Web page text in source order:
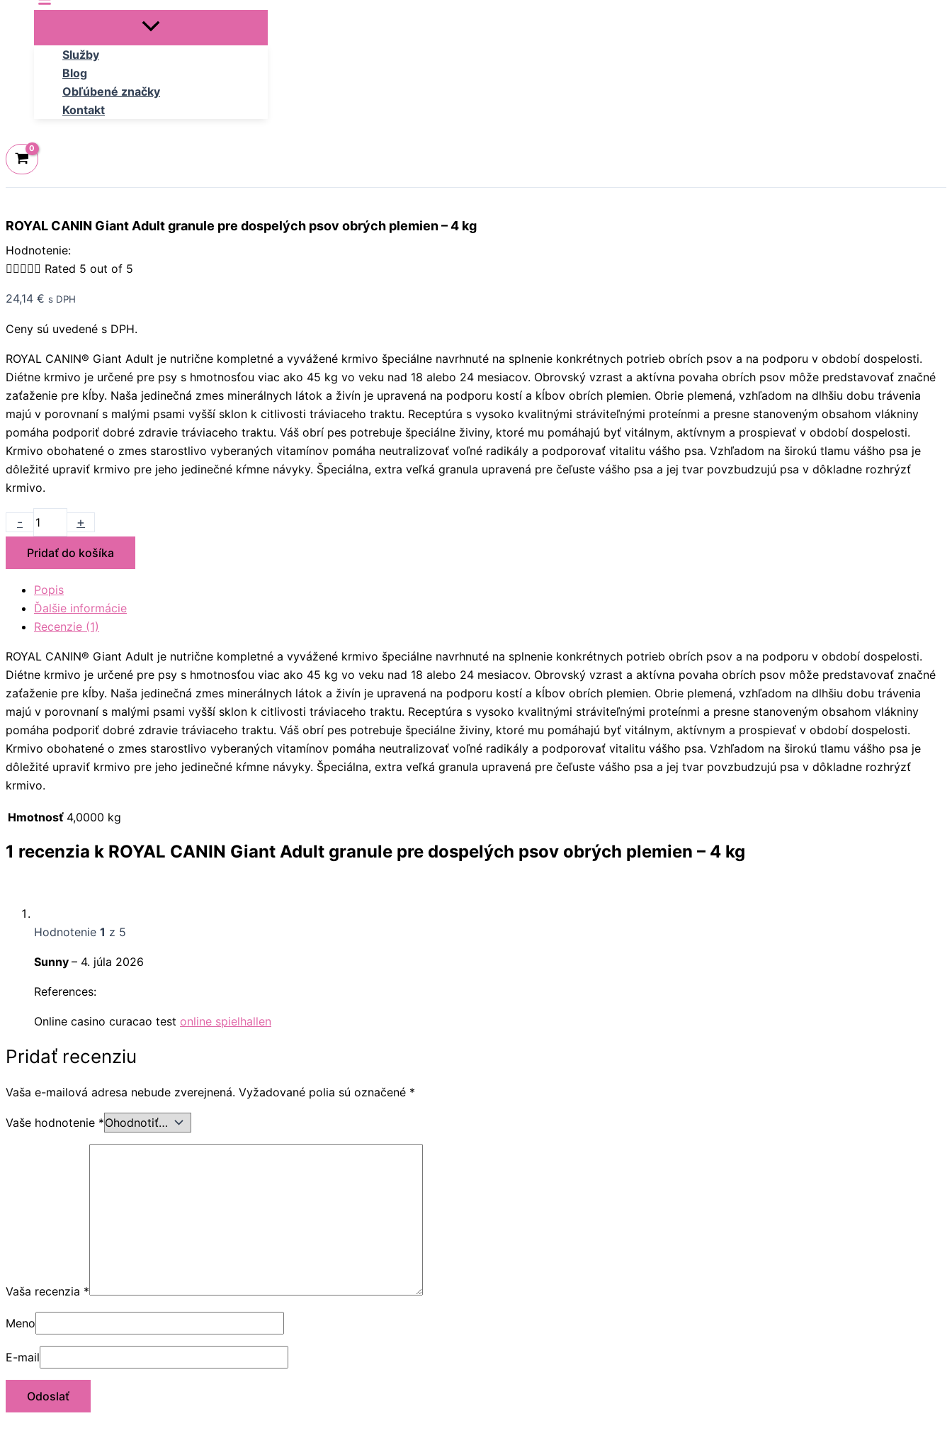
Služby
Blog
Obľúbené značky
Kontakt
ROYAL CANIN Giant Adult granule pre dospelých psov obrých plemien – 4 kg
Hodnotenie:
 Rated 5 out of 5
24,14 € s DPH
Ceny sú uvedené s DPH.
ROYAL CANIN® Giant Adult je nutrične kompletné a vyvážené krmivo špeciálne navrhnuté na splnenie konkrétnych potrieb obrích psov a na podporu v období dospelosti.
Diétne krmivo je určené pre psy s hmotnosťou viac ako 45 kg vo veku nad 18 alebo 24 mesiacov. Obrovský vzrast a aktívna povaha obrích psov môže predstavovať značné
zaťaženie pre kĺby. Naša jedinečná zmes minerálnych látok a živín je upravená na podporu kostí a kĺbov obrích plemien. Obrie plemená, vzhľadom na dlhšiu dobu trávenia
majú v porovnaní s malými psami vyšší sklon k citlivosti tráviaceho traktu. Receptúra s vysoko kvalitnými stráviteľnými proteínmi a presne stanoveným obsahom vlákniny
pomáha podporiť dobré zdravie tráviaceho traktu. Váš obrí pes potrebuje špeciálne živiny, ktoré mu pomáhajú byť vitálnym, aktívnym a prospievať v období dospelosti.
Krmivo obohatené o zmes starostlivo vyberaných vitamínov pomáha neutralizovať voľné radikály a podporovať vitalitu vášho psa. Vzhľadom na širokú tlamu vášho psa je
dôležité upraviť krmivo pre jeho jedinečné kŕmne návyky. Špeciálna, extra veľká granula upravená pre čeľuste vášho psa a jej tvar povzbudzujú psa v dôkladne rozhrýzť
krmivo.
- +
Pridať do košíka
Popis
Ďalšie informácie
Recenzie (1)
ROYAL CANIN® Giant Adult je nutrične kompletné a vyvážené krmivo špeciálne navrhnuté na splnenie konkrétnych potrieb obrích psov a na podporu v období dospelosti.
Diétne krmivo je určené pre psy s hmotnosťou viac ako 45 kg vo veku nad 18 alebo 24 mesiacov. Obrovský vzrast a aktívna povaha obrích psov môže predstavovať značné
zaťaženie pre kĺby. Naša jedinečná zmes minerálnych látok a živín je upravená na podporu kostí a kĺbov obrích plemien. Obrie plemená, vzhľadom na dlhšiu dobu trávenia
majú v porovnaní s malými psami vyšší sklon k citlivosti tráviaceho traktu. Receptúra s vysoko kvalitnými stráviteľnými proteínmi a presne stanoveným obsahom vlákniny
pomáha podporiť dobré zdravie tráviaceho traktu. Váš obrí pes potrebuje špeciálne živiny, ktoré mu pomáhajú byť vitálnym, aktívnym a prospievať v období dospelosti.
Krmivo obohatené o zmes starostlivo vyberaných vitamínov pomáha neutralizovať voľné radikály a podporovať vitalitu vášho psa. Vzhľadom na širokú tlamu vášho psa je
dôležité upraviť krmivo pre jeho jedinečné kŕmne návyky. Špeciálna, extra veľká granula upravená pre čeľuste vášho psa a jej tvar povzbudzujú psa v dôkladne rozhrýzť
krmivo.
Hmotnosť 4,0000 kg
1 recenzia k ROYAL CANIN Giant Adult granule pre dospelých psov obrých plemien – 4 kg
Hodnotenie 1 z 5
Sunny – 4. júla 2026
References:
Online casino curacao test online spielhallen
Pridať recenziu
Vaša e-mailová adresa nebude zverejnená. Vyžadované polia sú označené *
Vaše hodnotenie *
Vaša recenzia *
Meno
E-mail